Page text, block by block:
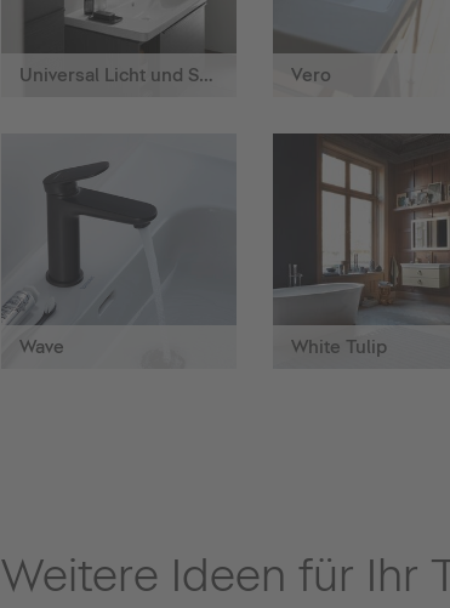
Universal Licht und Spiegel Vero
Wave White Tulip
Weitere Ideen für Ihr